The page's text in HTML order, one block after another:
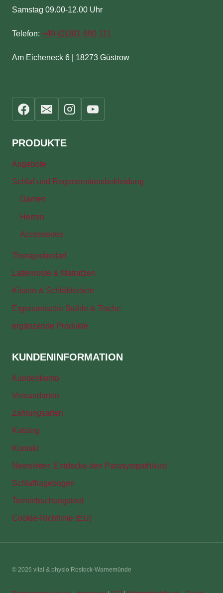
Samstag 09.00-12.00 Uhr
Telefon: +49-(0)381-690 111
Am Eicheneck 6 | 18273 Güstrow
PRODUKTE
Angebote
Schlaf-und Regenerationsbekleidung
Damen
Herren
Accessoires
Therapiebedarf
Lattenroste & Matratzen
Kissen & Schlafdecken
Ergonomische Stühle & Tische
ergänzende Produkte
KUNDENINFORMATION
Kundenkonto
Versandarten
Zahlungsarten
Katalog
Kontakt
Newsletter: Entdecke den Parasympathikus!
Schlaffragebogen
Terminbuchungstool
Cookie-Richtlinie (EU)
© 2026 vital & physio Rostock-Warnemünde